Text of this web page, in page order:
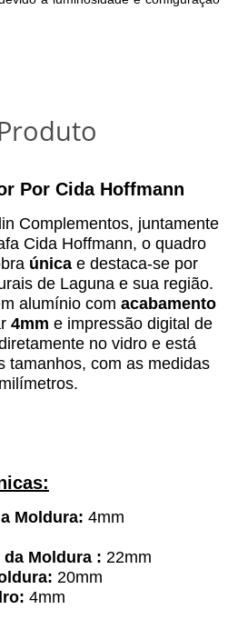
Por Cida Hoffmann
Complementos, juntamente
Cida Hoffmann, o quadro
única e destaca-se por
de Laguna e sua região.
alumínio com acabamento
4mm e impressão digital de
no vidro e está
tamanhos, com as medidas
Moldura: 4mm
Moldura : 22mm
20mm
4mm